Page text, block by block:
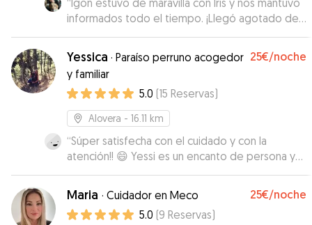
“ Igon estuvo de maravilla con Iris y nos mantuvo
informados todo el tiempo. ¡Llegó agotado de
lo bien que se lo pasó!”
Yessica · Paraíso perruno acogedor
y familiar
25€/noche
5.0 (15 Reservas)
Alovera - 16.11 km
“Súper satisfecha con el cuidado y con la
atención!! 😄 Yessi es un encanto de persona y
se nota que le encantan los perros. Los acoge
muy bien y me estuvo pasando fotos todos los
días. Nos da mucha tranquilidad y si volviera a
necesitar el servicio, lo solicitaría totalmente con
Maria · Cuidador en Meco 25€/noche
5.0 (9 Reservas)